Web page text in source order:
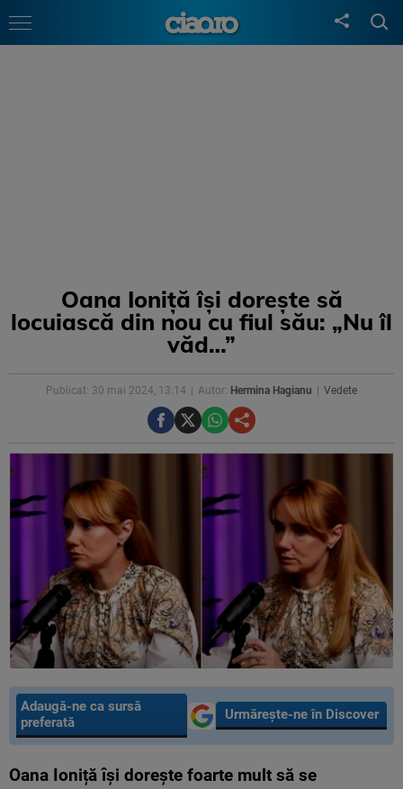
Oana Ioniţă îşi doreşte să
locuiască din nou cu fiul său: „Nu îl
văd…”
Publicat: 30 mai 2024, 13:14 Autor: Hermina Hagianu Vedete
Adaugă-ne ca sursă
preferată
Urmărește-ne în Discover
Oana Ioniță îşi doreşte foarte mult să se